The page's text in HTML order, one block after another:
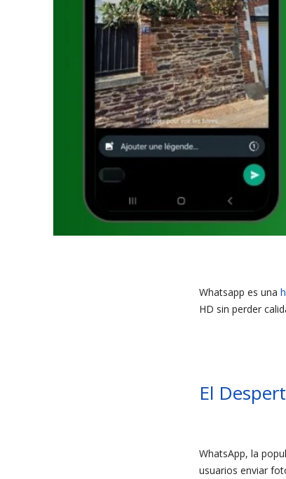
Whatsapp es una
HD sin perder
El
WhatsApp, la
usuarios enviar